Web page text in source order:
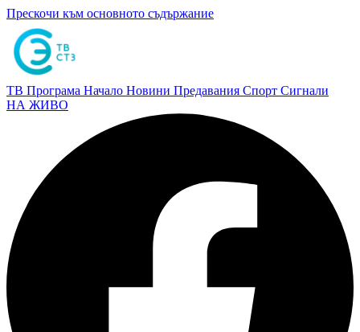
Прескочи към основното съдържание
ТВ Програма Начало Новини Предавания Спорт Сигнали
НА ЖИВО